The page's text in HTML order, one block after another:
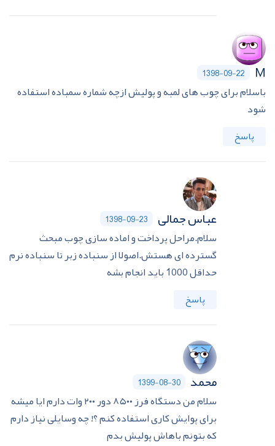
M
1398-09-22
باسلام برای چوب های لمبه و پولیش ازچه شماره سمباده استفاده
شود
پاسخ
عباس جمالی 1398-09-23
سلام.مراحل پرداخت و اماده سازی چوب مبحث
گسترده ای هستش.اصولا از سنباده زبر تا سنباده نرم
حداقل 1000 باید انجام بشه
پاسخ
محمد 1399-08-30
سلام من دستگاه فرز ۸۵۰۰ دور ۲۰۰ وات دارم ایا میشه
برای پوایش کاری استفاده کنم ؟! چه وسایلی نیاز دارم
که بتونم باهاش پولیش بدم